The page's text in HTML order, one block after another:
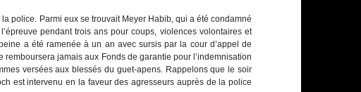
police. Parmi eux se trouvait Meyer Habib, qui a été condamné
pendant trois ans pour coups, violences volontaires et
a été ramenée à un an avec sursis par la cour d’appel de
remboursera jamais aux Fonds de garantie pour l’indemnisation
versées aux blessés du guet-apens. Rappelons que le soir
est intervenu en la faveur des agresseurs auprès de la police